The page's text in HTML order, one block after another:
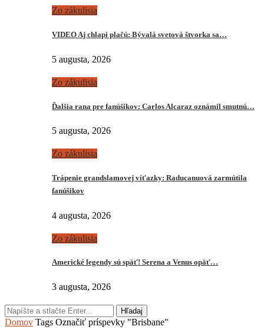
Zo zákulisia
VIDEO Aj chlapi plačú: Bývalá svetová štvorka sa…
5 augusta, 2026
Zo zákulisia
Ďalšia rana pre fanúšikov: Carlos Alcaraz oznámil smutnú…
5 augusta, 2026
Zo zákulisia
Trápenie grandslamovej víťazky: Raducanuová zarmútila
fanúšikov
4 augusta, 2026
Zo zákulisia
Americké legendy sú späť! Serena a Venus opäť…
3 augusta, 2026
Hľadaj
Domov Tags Označiť príspevky "Brisbane"